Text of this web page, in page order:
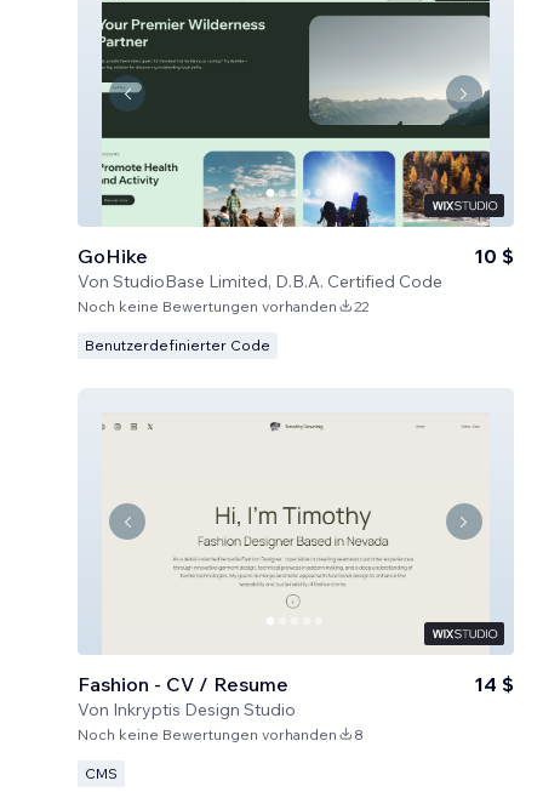
GoHike
Von StudioBase Limited, D.B.A. Certified Code
10 $
Noch keine Bewertungen vorhanden 22
Benutzerdefinierter Code
Fashion - CV / Resume
Von Inkryptis Design Studio
14 $
Noch keine Bewertungen vorhanden 8
CMS